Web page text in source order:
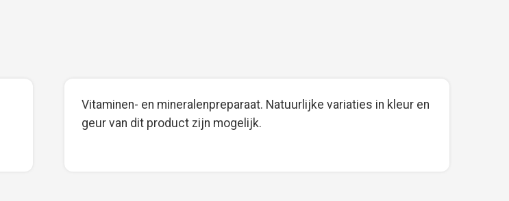
Vitaminen- en mineralenpreparaat. Natuurlijke variaties in kleur en
geur van dit product zijn mogelijk.